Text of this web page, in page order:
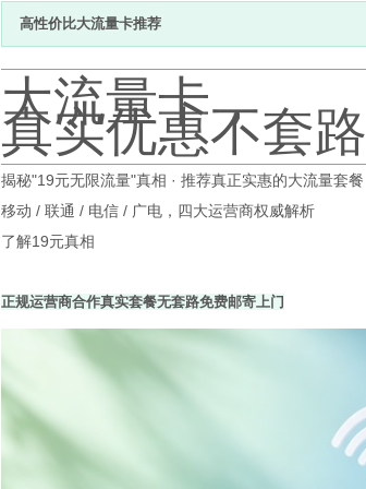
高性价比大流量卡推荐
大流量卡，
真实优惠不套路
揭秘"19元无限流量"真相 · 推荐真正实惠的大流量套餐
移动 / 联通 / 电信 / 广电，四大运营商权威解析
了解19元真相
正规运营商合作真实套餐无套路免费邮寄上门